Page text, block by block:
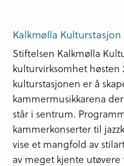
Kalkmølla Kulturstasjon
Stiftelsen Kalkmølla
kulturvirksomhet høsten
kulturstasjonen er å
kammermusikkarena
står i sentrum.
kammerkonserter til
vise et mangfold av
av meget kjente